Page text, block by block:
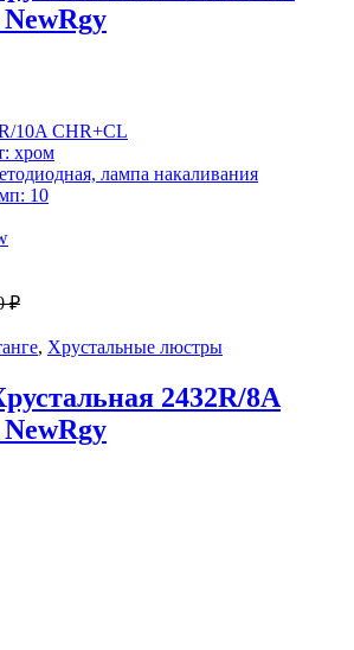
10A CHR+CL
хром
лампа накаливания
10
₽
, Хрустальные люстры
2432R/8A